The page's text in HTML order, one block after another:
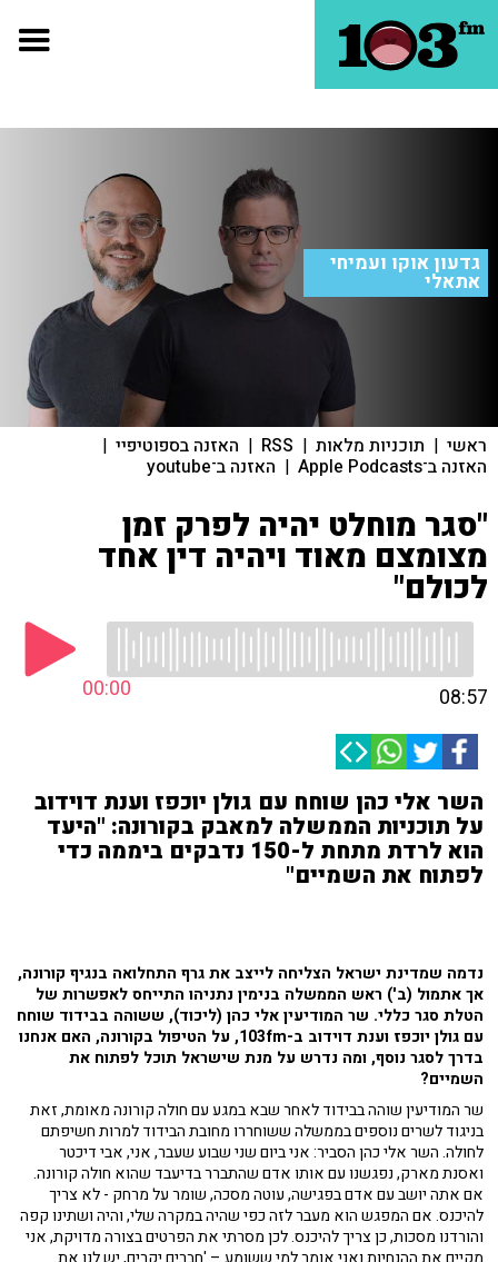
גדעון אוקו ועמיחי
אתאלי
ראשי | תוכניות מלאות |
RSS
| האזנה בספוטיפיי |
האזנה ב־Apple Podcasts | האזנה ב־youtube
"סגר מוחלט יהיה לפרק זמן
מצומצם מאוד ויהיה דין אחד
לכולם"
00:00 08:57
השר אלי כהן שוחח עם גולן יוכפז וענת דוידוב
על תוכניות הממשלה למאבק בקורונה: "היעד
הוא לרדת מתחת ל-150 נדבקים ביממה כדי
לפתוח את השמיים"
נדמה שמדינת ישראל הצליחה לייצב את גרף התחלואה בנגיף קורונה,
אך אתמול (ב') ראש הממשלה בנימין נתניהו התייחס לאפשרות של
הטלת סגר כללי. שר המודיעין אלי כהן (ליכוד), ששוהה בבידוד שוחח
עם גולן יוכפז וענת דוידוב ב-103fm, על הטיפול בקורונה, האם אנחנו
בדרך לסגר נוסף, ומה נדרש על מנת שישראל תוכל לפתוח את
השמיים?
שר המודיעין שוהה בבידוד לאחר שבא במגע עם חולה קורונה מאומת, זאת
בניגוד לשרים נוספים בממשלה ששוחררו מחובת הבידוד למרות חשיפתם
לחולה. השר אלי כהן הסביר: אני ביום שני שבוע שעבר, אני, אבי דיכטר
ואסנת מארק, נפגשנו עם אותו אדם שהתברר בדיעבד שהוא חולה קורונה.
אם אתה יושב עם אדם בפגישה, עוטה מסכה, שומר על מרחק - לא צריך
להיכנס. אם המפגש הוא מעבר לזה כפי שהיה במקרה שלי, והיה ושתינו קפה
והורדנו מסכות, כן צריך להיכנס. לכן מסרתי את הפרטים בצורה מדויקת, אני